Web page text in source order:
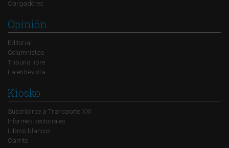
Cargadores
Opinión
Editorial
Columnistas
Tribuna libre
La entrevista
Kiosko
Suscribirse a Transporte XXI
Informes sectoriales
Libros blancos
Carrito